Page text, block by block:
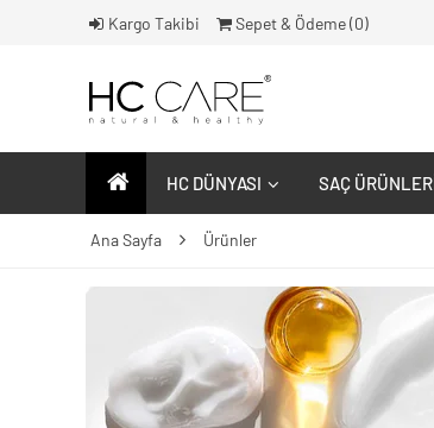
Kargo Takibi Sepet & Ödeme ( 0)
HC DÜNYASI SAÇ ÜRÜNLERI
Ana Sayfa Ürünler